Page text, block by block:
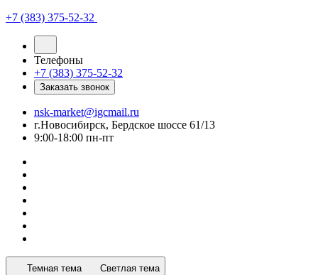
+7 (383) 375-52-32
Телефоны
+7 (383) 375-52-32
Заказать звонок
nsk-market@igcmail.ru
г.Новосибирск, Бердское шоссе 61/13
9:00-18:00 пн-пт
Темная тема Светлая тема